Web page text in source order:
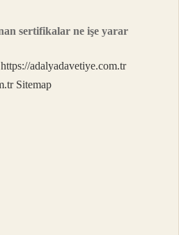
sertifikalar ne işe yarar
https://adalyadavetiye.com.tr
Sitemap